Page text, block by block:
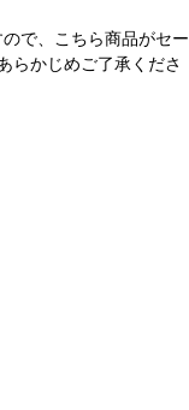
で、こちら商品がセー
らかじめご了承くださ